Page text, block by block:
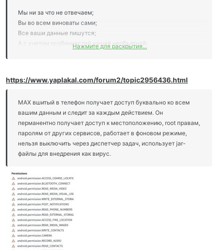
Мы ни за что не отвечаем;
Вы во всем виноваты сами;
Все ваши данные пишутся;
А с учетом особенностей нашей необъятной:
удаления приложения, а в худшем, навсегда.
данных в этом приложении. Кстати, переводы денег уже
прикрутили.
Нажмите для раскрытия...
https://www.yaplakal.com/forum2/topic2956436.html
MAX вшитый в телефон получает доступ буквально ко всем
вашим данным и следит за каждым действием. Он
перманентно получает доступ к местоположению, root правам,
паролям от других сервисов, работает в фоновом режиме,
нельзя выключить через диспетчер задач, использует jar-
файлы для внедрения как вирус.